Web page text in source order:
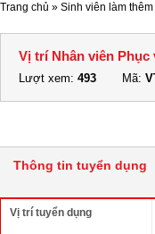
Trang chủ » Sinh viên làm thêm
Vị trí Nhân viên Phục
Lượt xem: 493 Mã:
Thông tin tuyển dụng
Vị trí tuyển dụng